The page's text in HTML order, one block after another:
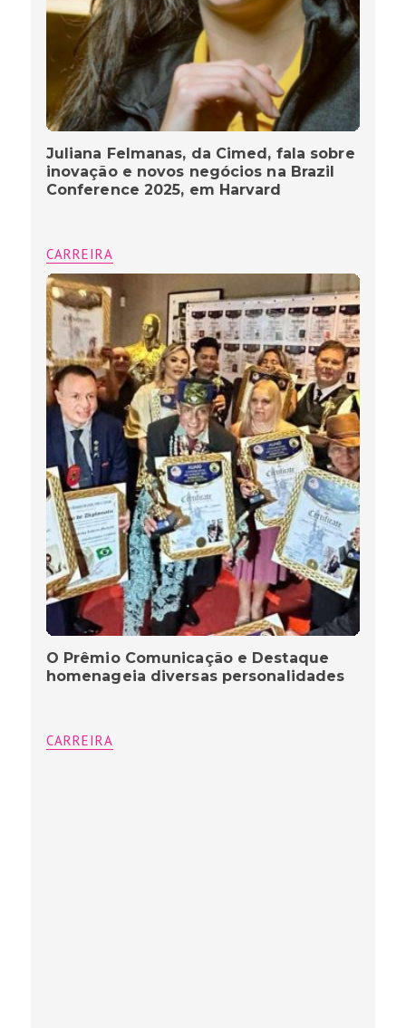
Juliana Felmanas, da Cimed, fala sobre
inovação e novos negócios na Brazil
Conference 2025, em Harvard
CARREIRA
O Prêmio Comunicação e Destaque
homenageia diversas personalidades
CARREIRA